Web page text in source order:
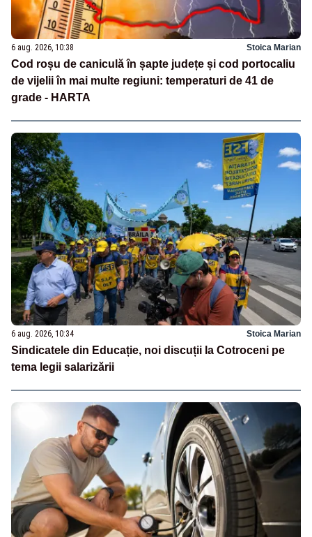
6 aug. 2026, 10:38 Stoica Marian
Cod roșu de caniculă în șapte județe și cod portocaliu
de vijelii în mai multe regiuni: temperaturi de 41 de
grade - HARTA
6 aug. 2026, 10:34 Stoica Marian
Sindicatele din Educație, noi discuții la Cotroceni pe
tema legii salarizării